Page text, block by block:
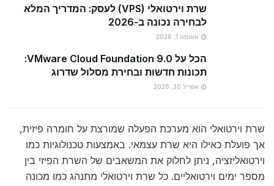
שרת וירטואלי (VPS) לעסק: המדריך המלא
לבחירה נכונה ב-2026
אוגוסט 1, 2026
הכל על VMware Cloud Foundation 9.0:
תכונות חדשות ובחירת מסלול שדרוג
אפריל 30, 2026
שרת וירטואלי הוא מערכת הפעלה שמורצת על חומרה פיזית,
אך פועלת כאילו היא שרת עצמאי. באמצעות טכנולוגיות כמו
וירטואליזציה, ניתן לחלוק את המשאבים של השרת הפיזי בין
מספר ימים וירטואליים. כל שרת וירטואלי מתנהג כמו מכונה